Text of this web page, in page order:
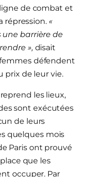
de combat et
répression. «
une barrière de
», disait
défendent
prix de leur vie.
les lieux,
sont exécutées
de leurs
quelques mois
Paris ont prouvé
que les
occuper. Par